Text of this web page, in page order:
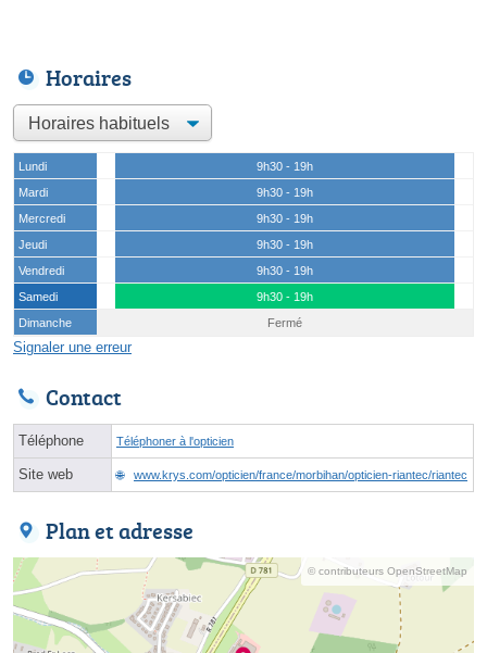
Horaires
Lundi
9h30 - 19h
Mardi
9h30 - 19h
Mercredi
9h30 - 19h
Jeudi
9h30 - 19h
Vendredi
9h30 - 19h
Samedi
9h30 - 19h
Dimanche
Fermé
Signaler une erreur
Contact
Téléphone Téléphoner à l'opticien
Site web www.krys.com/opticien/france/morbihan/opticien-riantec/riantec
Plan et adresse
© contributeurs OpenStreetMap